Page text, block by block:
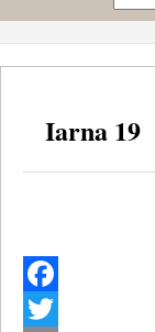
Iarna 19
Facebook